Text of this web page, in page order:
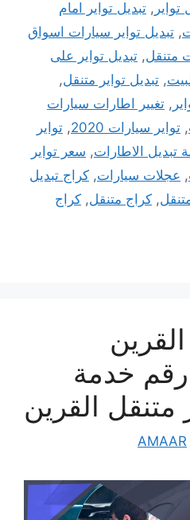
تواير , تبديل تواير امام
, تبديل تواير سيارات اسواق
متنقل, تبديل تواير على
, تبديل تواير متنقل,
, تغيير اطارات سيارات
, تواير سيارات 2020 , تواير
تبديل الاطارات, سعر تواير
, عجلات سيارات, كراج تبديل
, كراج متنقل, كراج
69622745 رقم خدمة
متنقل القرين
AMAAR